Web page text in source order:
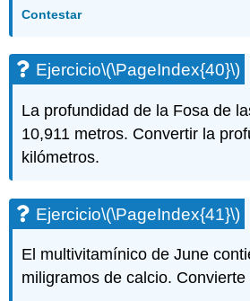
Contestar
Ejercicio\(\PageIndex{40}\)
La profundidad de la Fosa de
10,911 metros. Convertir la
kilómetros.
Ejercicio\(\PageIndex{41}\)
El multivitamínico de June
miligramos de calcio.